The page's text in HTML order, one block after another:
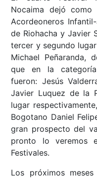
Nocaima dejó como
Acordeoneros
de Riohacha y Javier
tercer y segundo
Michael Peñaranda,
que en la
fueron: Jesús
Javier Luquez de la
lugar
Bogotano Daniel
gran prospecto del
pronto lo veremos
Festivales.
Los próximos